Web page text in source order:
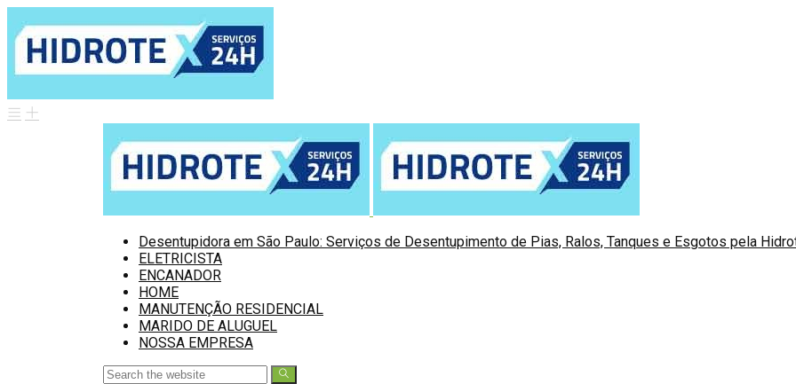
Desentupidora em São Paulo: Serviços de Desentupimento de Pias, Ralos, Tanques e Esgotos pela
ELETRICISTA
ENCANADOR
HOME
MANUTENÇÃO RESIDENCIAL
MARIDO DE ALUGUEL
NOSSA EMPRESA